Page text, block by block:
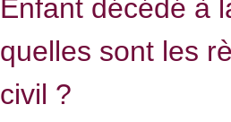
Enfant décédé à
quelles sont les
civil ?